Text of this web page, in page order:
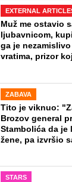
EXTERNAL
Muž me ostavio
ljubavnicom,
ga je
vratima, prizor
ZABAVA
Tito je viknuo:
Brozov general
Stambolića da
žene, pa izvršio
STARS